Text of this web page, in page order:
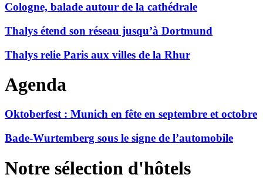
Cologne, balade autour de la cathédrale
Thalys étend son réseau jusqu’à Dortmund
Thalys relie Paris aux villes de la Rhur
Agenda
Oktoberfest : Munich en fête en septembre et octobre
Bade-Wurtemberg sous le signe de l’automobile
Notre sélection d'hôtels